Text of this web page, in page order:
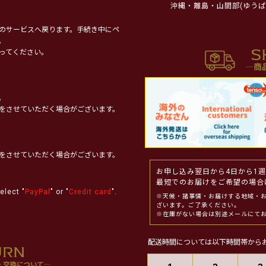
サービスへ戻ります。手続き中にペ
ください。
せていただく場合がございます。
せていただく場合がございます。
" PayPal " or " Credit card ".
沖縄・離島・山間部(ゆう
お申し込み翌日から4日から1
最短でのお届けをご希望の場合
※天候・諸事情・お届けする地域・
ざいます。ご了承ください。
※在庫がない場合は別途メールにて
配送時間については以下時間帯から